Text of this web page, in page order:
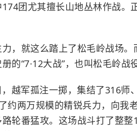
团尤其擅长山地丛林作战。
，就这么踏上了松毛岭战场。
的“7·12大战”，也叫松毛岭战
越军孤注一掷，集结了316师
约两万规模的精锐兵力，向我
轮番猛攻。这场战斗打了整